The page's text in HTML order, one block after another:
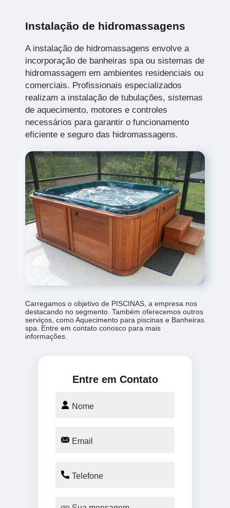
Instalação de hidromassagens
A instalação de hidromassagens envolve a
incorporação de banheiras spa ou sistemas de
hidromassagem em ambientes residenciais ou
comerciais. Profissionais especializados
realizam a instalação de tubulações, sistemas
de aquecimento, motores e controles
necessários para garantir o funcionamento
eficiente e seguro das hidromassagens.
Carregamos o objetivo de PISCINAS, a empresa nos
destacando no segmento. Também oferecemos outros
serviços, como Aquecimento para piscinas e Banheiras
spa. Entre em contato conosco para mais
informações.
Entre em Contato